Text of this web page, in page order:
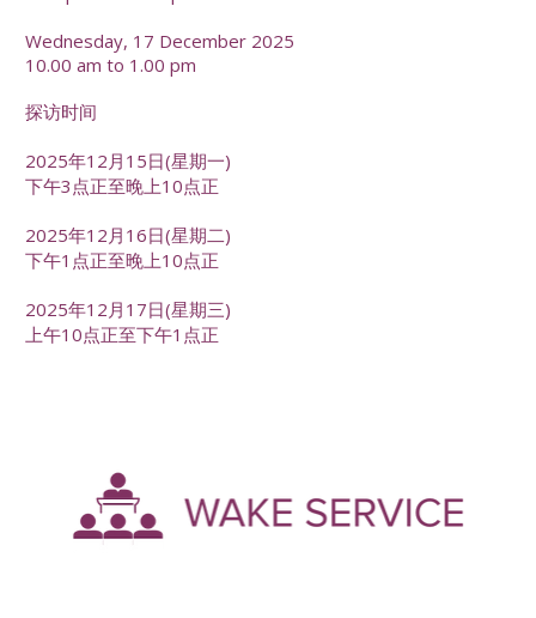
Wednesday, 17 December 2025
10.00 am to 1.00 pm
探访时间
2025年12月15日(星期一)
下午3点正至晚上10点正
2025年12月16日(星期二)
下午1点正至晚上10点正
2025年12月17日(星期三)
上午10点正至下午1点正